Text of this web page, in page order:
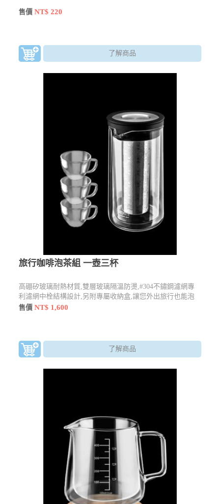
售價NT$ 220
了解商品
旅行咖啡泡茶組 一壺三杯
高硼矽玻璃耐熱材質,雙層玻璃隔溫防燙,#304不鏽鋼濾網專
利濾網中栓結構設計,另附專屬收納盒,讓您外出旅行也能泡
杯好茶及咖啡
售價NT$ 1,600
了解商品